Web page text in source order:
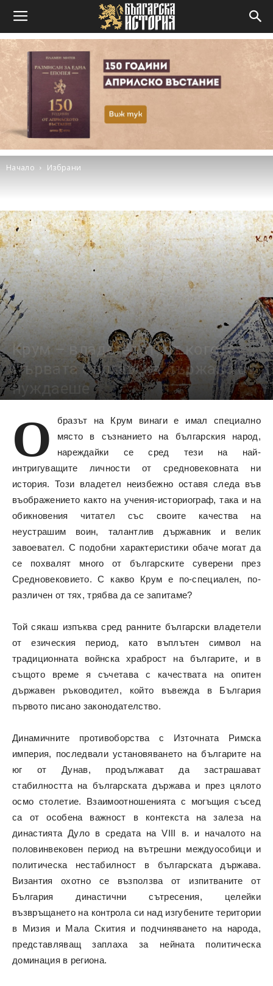
Начало Избрани
Крум – владетелят, от когото
Първата българска държава се
нуждаеше
О
бразът на Крум винаги е имал специално
място в съзнанието на българския народ,
нареждайки се сред тези на най-
интригуващите личности от средновековната ни
история. Този владетел неизбежно оставя следа във
въображението както на учения-историограф, така и на
обикновения читател със своите качества на
неустрашим воин, талантлив държавник и велик
завоевател. С подобни характеристики обаче могат да
се похвалят много от българските суверени през
Средновековието. С какво Крум е по-специален, по-
различен от тях, трябва да се запитаме?
Той сякаш изпъква сред ранните български владетели
от езическия период, като въплътен символ на
традиционната войнска храброст на българите, и в
същото време я съчетава с качествата на опитен
държавен ръководител, който въвежда в България
първото писано законодателство.
Динамичните противоборства с Източната Римска
империя, последвали установяването на българите на
юг от Дунав, продължават да застрашават
стабилността на българската държава и през цялото
осмо столетие. Взаимоотношенията с могъщия съсед
са от особена важност в контекста на залеза на
династията Дуло в средата на VIII в. и началото на
половинвековен период на вътрешни междуособици и
политическа нестабилност в българската държава.
Византия охотно се възползва от изпитваните от
България династични сътресения, целейки
възвръщането на контрола си над изгубените територии
в Мизия и Мала Скития и подчиняването на народа,
представляващ заплаха за нейната политическа
доминация в региона.